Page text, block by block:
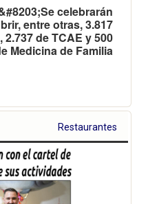
celebrarán
entre otras, 3.817
de TCAE y 500
Medicina de Familia
Restaurantes